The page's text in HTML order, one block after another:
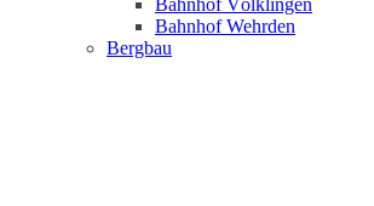
Bahnhof Völklingen
Bahnhof Wehrden
Bergbau